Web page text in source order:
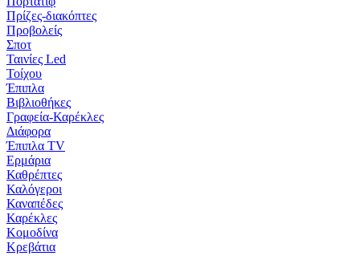
Πρίζες-διακόπτες
Προβολείς
Σποτ
Ταινίες Led
Τοίχου
Έπιπλα
Βιβλιοθήκες
Γραφεία-Καρέκλες
Διάφορα
Έπιπλα TV
Ερμάρια
Καθρέπτες
Καλόγεροι
Καναπέδες
Καρέκλες
Κομοδίνα
Κρεβάτια